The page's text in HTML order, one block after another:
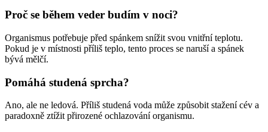
Proč se během veder budím v noci?
Organismus potřebuje před spánkem snížit svou vnitřní teplotu.
Pokud je v místnosti příliš teplo, tento proces se naruší a spánek
bývá mělčí.
Pomáhá studená sprcha?
Ano, ale ne ledová. Příliš studená voda může způsobit stažení cév a
paradoxně ztížit přirozené ochlazování organismu.